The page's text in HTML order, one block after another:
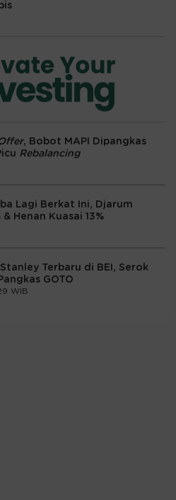
, Bobot MAPI Dipangkas
Rebalancing
Lagi Berkat Ini, Djarum
Henan Kuasai 13%
Terbaru di BEI, Serok
GOTO
WIB